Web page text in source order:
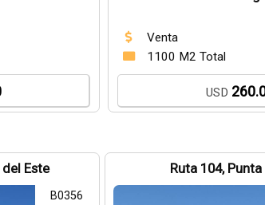
Venta
1100 M2 Total
USD
Este
B0356
Ruta 104,